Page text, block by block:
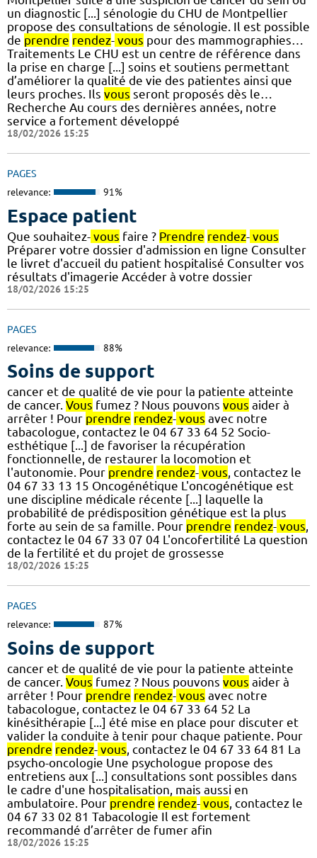
un diagnostic [...] sénologie du CHU de Montpellier
propose des consultations de sénologie. Il est possible
de prendre rendez- vous pour des mammographies…
Traitements Le CHU est un centre de référence dans
la prise en charge [...] soins et soutiens permettant
d’améliorer la qualité de vie des patientes ainsi que
leurs proches. Ils vous seront proposés dès le…
Recherche Au cours des dernières années, notre
service a fortement développé
18/02/2026 15:25
PAGES
relevance: 91%
Espace patient
Que souhaitez- vous faire ? Prendre rendez- vous
Préparer votre dossier d'admission en ligne Consulter
le livret d'accueil du patient hospitalisé Consulter vos
résultats d'imagerie Accéder à votre dossier
18/02/2026 15:25
PAGES
relevance: 88%
Soins de support
cancer et de qualité de vie pour la patiente atteinte
de cancer. Vous fumez ? Nous pouvons vous aider à
arrêter ! Pour prendre rendez- vous avec notre
tabacologue, contactez le 04 67 33 64 52 Socio-
esthétique [...] de favoriser la récupération
fonctionnelle, de restaurer la locomotion et
l'autonomie. Pour prendre rendez- vous, contactez le
04 67 33 13 15 Oncogénétique L'oncogénétique est
une discipline médicale récente [...] laquelle la
probabilité de prédisposition génétique est la plus
forte au sein de sa famille. Pour prendre rendez- vous,
contactez le 04 67 33 07 04 L'oncofertilité La question
de la fertilité et du projet de grossesse
18/02/2026 15:25
PAGES
relevance: 87%
Soins de support
cancer et de qualité de vie pour la patiente atteinte
de cancer. Vous fumez ? Nous pouvons vous aider à
arrêter ! Pour prendre rendez- vous avec notre
tabacologue, contactez le 04 67 33 64 52 La
kinésithérapie [...] été mise en place pour discuter et
valider la conduite à tenir pour chaque patiente. Pour
prendre rendez- vous , contactez le 04 67 33 64 81 La
psycho-oncologie Une psychologue propose des
entretiens aux [...] consultations sont possibles dans
le cadre d'une hospitalisation, mais aussi en
ambulatoire. Pour prendre rendez- vous , contactez le
04 67 33 02 81 Tabacologie Il est fortement
recommandé d’arrêter de fumer afin
18/02/2026 15:25